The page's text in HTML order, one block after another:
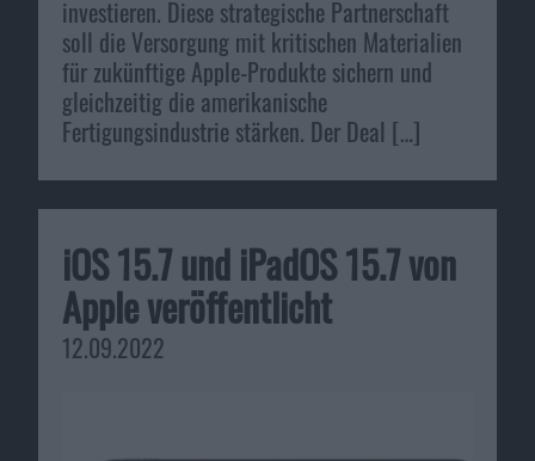
investieren. Diese strategische Partnerschaft
soll die Versorgung mit kritischen Materialien
für zukünftige Apple-Produkte sichern und
gleichzeitig die amerikanische
Fertigungsindustrie stärken. Der Deal […]
iOS 15.7 und iPadOS 15.7 von
Apple veröffentlicht
12.09.2022